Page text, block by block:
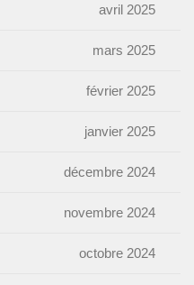
avril 2025
mars 2025
février 2025
janvier 2025
décembre 2024
novembre 2024
octobre 2024